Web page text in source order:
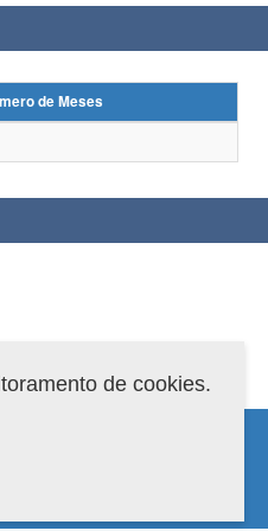
de Meses
de cookies.